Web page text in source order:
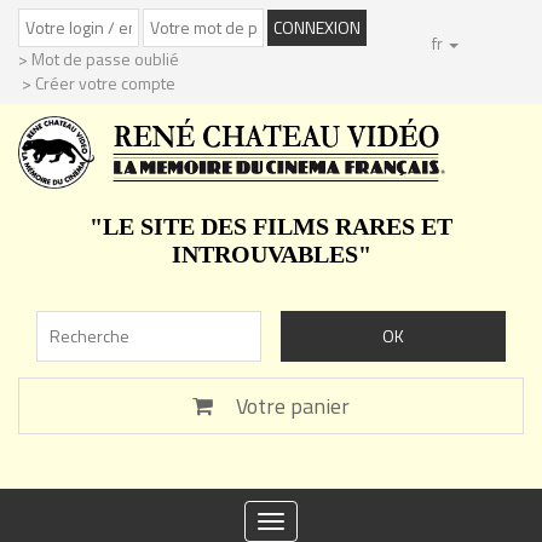
> Mot de passe oublié
> Créer votre compte
fr
"LE SITE DES FILMS RARES ET
INTROUVABLES"
Votre panier
Toggle